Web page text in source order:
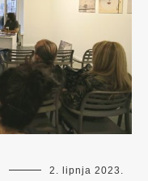
2. lipnja 2023.